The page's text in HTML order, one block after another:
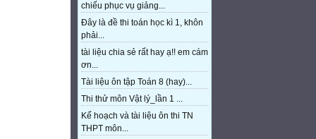
chiếu phục vụ giảng...
Đây là đề thi toán học kì 1, khôn
phải...
tài liệu chia sẻ rất hay ạ!! em cám
ơn...
Tài liệu ôn tập Toán 8 (hay)...
Thi thử môn Vật lý_lần 1 ...
Kế hoạch và tài liệu ôn thi TN
THPT môn...